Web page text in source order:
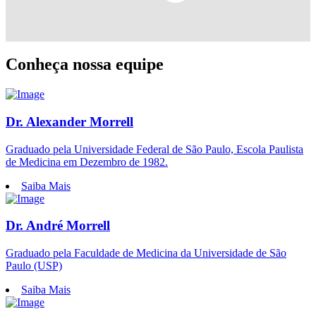
Conheça nossa equipe
Dr. Alexander Morrell
Graduado pela Universidade Federal de São Paulo, Escola Paulista
de Medicina em Dezembro de 1982.
Saiba Mais
Dr. André Morrell
Graduado pela Faculdade de Medicina da Universidade de São
Paulo (USP)
Saiba Mais